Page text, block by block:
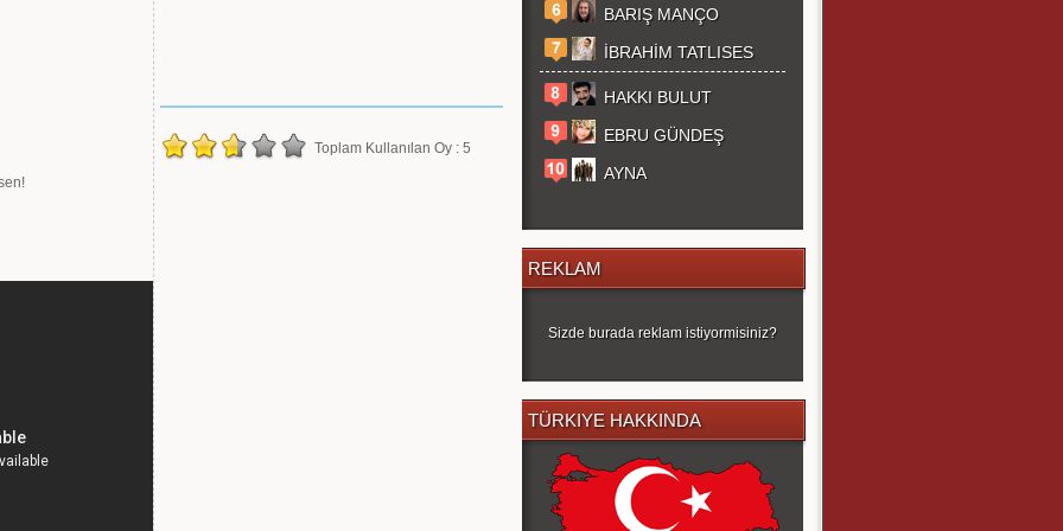
Toplam Kullanılan Oy : 5
BARIŞ MANÇO
İBRAHİM TATLISES
HAKKI BULUT
EBRU GÜNDEŞ
AYNA
REKLAM
Sizde burada reklam istiyormisiniz?
TÜRKIYE HAKKINDA